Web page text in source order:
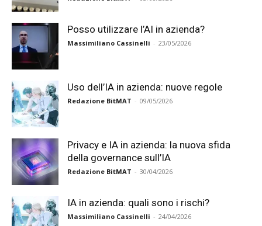
Posso utilizzare l’AI in azienda?
Massimiliano Cassinelli - 23/05/2026
Uso dell’IA in azienda: nuove regole
Redazione BitMAT - 09/05/2026
Privacy e IA in azienda: la nuova sfida
della governance sull’IA
Redazione BitMAT - 30/04/2026
IA in azienda: quali sono i rischi?
Massimiliano Cassinelli - 24/04/2026